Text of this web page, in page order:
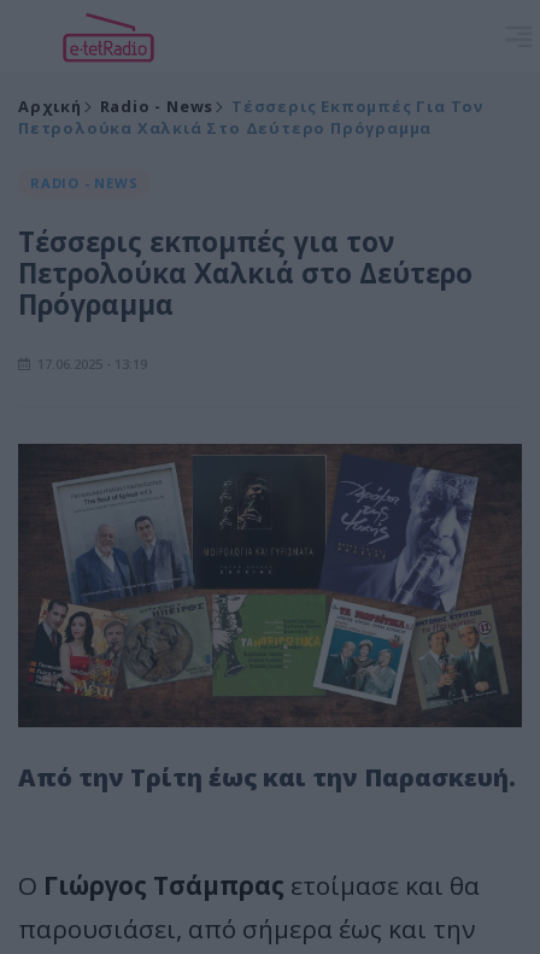
Αρχική Radio - News
Τέσσερις Εκπομπές Για Τον
Πετρολούκα Χαλκιά Στο Δεύτερο Πρόγραμμα
RADIO - NEWS
Τέσσερις εκπομπές για τον
Πετρολούκα Χαλκιά στο Δεύτερο
Πρόγραμμα
17.06.2025 - 13:19
Από την Τρίτη έως και την Παρασκευή.
Ο Γιώργος Τσάμπρας ετοίμασε και θα
παρουσιάσει, από σήμερα έως και την